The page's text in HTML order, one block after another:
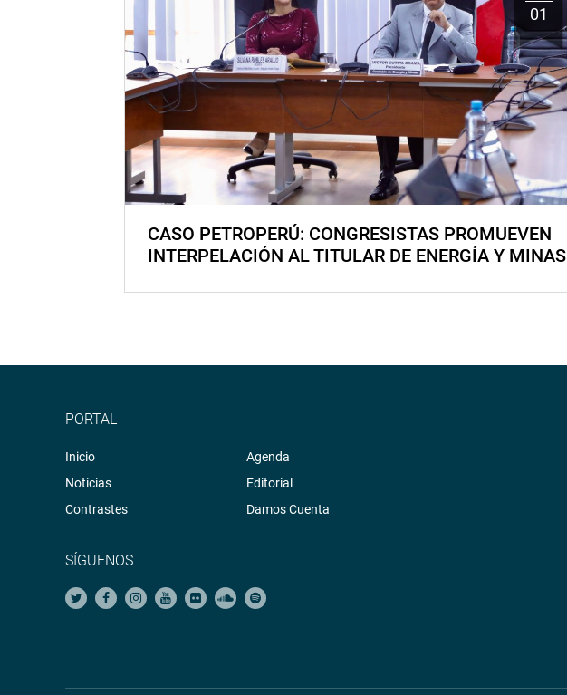
01
CASO PETROPERÚ: CONGRESISTAS PROMUEVEN
INTERPELACIÓN AL TITULAR DE ENERGÍA Y MINAS
PORTAL
Inicio
Noticias
Contrastes
Agenda
Editorial
Damos Cuenta
SÍGUENOS